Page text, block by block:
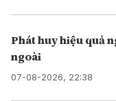
Phát huy hiệu quả
ngoài
07-08-2026, 22:38